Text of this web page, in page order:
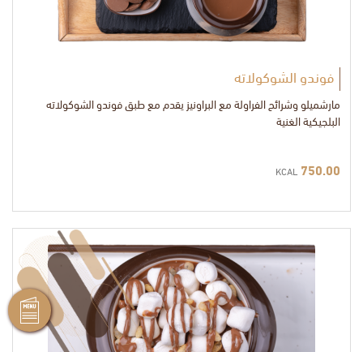
فوندو الشوكولاته
مارشميلو وشرائح الفراولة مع البراونيز يقدم مع طبق فوندو الشوكولاته
البلجيكية الغنية
750.00
KCAL